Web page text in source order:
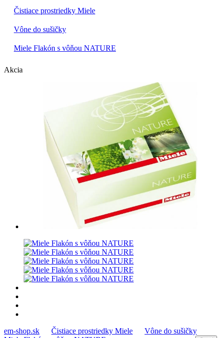
Čistiace prostriedky Miele
Vône do sušičky
Miele Flakón s vôňou NATURE
Akcia
em-shop.sk Čistiace prostriedky Miele
Vône do sušičky